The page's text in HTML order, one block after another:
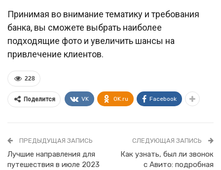
Принимая во внимание тематику и требования
банка, вы сможете выбрать наиболее
подходящие фото и увеличить шансы на
привлечение клиентов.
228
Поделится VK OK.ru Facebook
ПРЕДЫДУЩАЯ ЗАПИСЬ
Лучшие направления для
путешествия в июле 2023
СЛЕДУЮЩАЯ ЗАПИСЬ
Как узнать, был ли звонок
с Авито: подробная